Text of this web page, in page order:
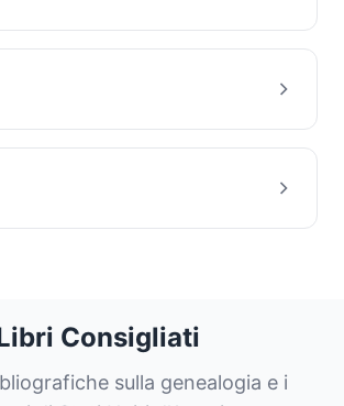
Consigliati
sulla genealogia e i